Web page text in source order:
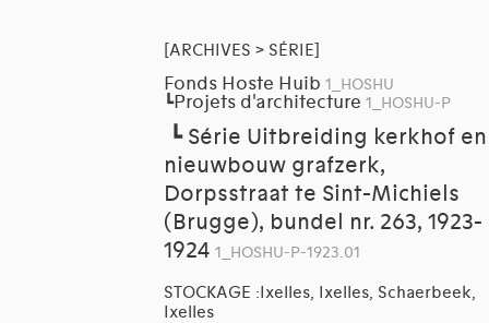
[ARCHIVES > SÉRIE]
Fonds Hoste Huib 1_HOSHU
┗Projets d'architecture 1_HOSHU-P
┗ Série Uitbreiding kerkhof en
nieuwbouw grafzerk,
Dorpsstraat te Sint-Michiels
(Brugge), bundel nr. 263, 1923-
1924 1_HOSHU-P-1923.01
STOCKAGE :Ixelles, Ixelles, Schaerbeek,
Ixelles